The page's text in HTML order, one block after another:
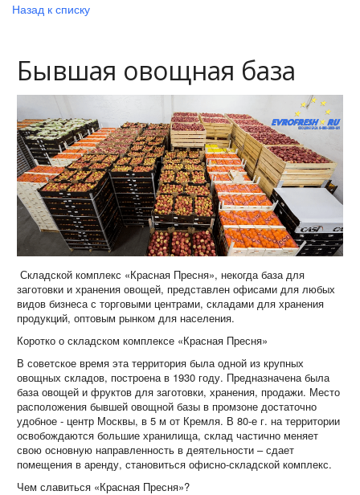
Назад к списку
Бывшая овощная база
Складской комплекс «Красная Пресня», некогда база для
заготовки и хранения овощей, представлен офисами для любых
видов бизнеса с торговыми центрами, складами для хранения
продукций, оптовым рынком для населения.
Коротко о складском комплексе «Красная Пресня»
В советское время эта территория была одной из крупных
овощных складов, построена в 1930 году. Предназначена была
база овощей и фруктов для заготовки, хранения, продажи. Место
расположения бывшей овощной базы в промзоне достаточно
удобное - центр Москвы, в 5 м от Кремля. В 80-е г. на территории
освобождаются большие хранилища, склад частично меняет
свою основную направленность в деятельности – сдает
помещения в аренду, становиться офисно-складской комплекс.
Чем славиться «Красная Пресня»?